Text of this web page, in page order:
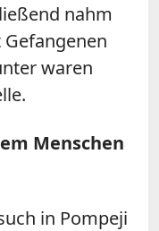
nahm
waren
Menschen
in Pompeji